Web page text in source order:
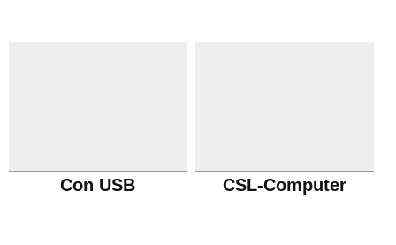
Con USB CSL-Computer